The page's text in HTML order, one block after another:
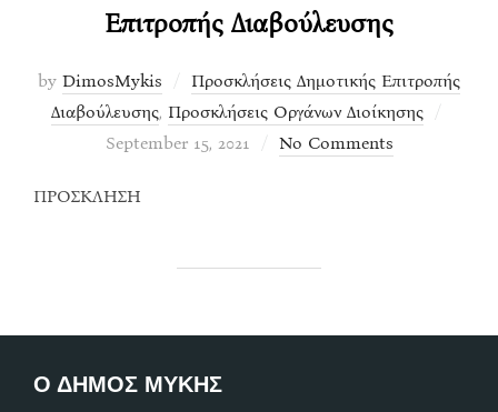
Επιτροπής Διαβούλευσης
by DimosMykis
Προσκλήσεις Δημοτικής Επιτροπής
Διαβούλευσης, Προσκλήσεις Οργάνων Διοίκησης
September 15, 2021 No Comments
ΠΡΟΣΚΛΗΣΗ
Ο ΔΗΜΟΣ ΜΥΚΗΣ